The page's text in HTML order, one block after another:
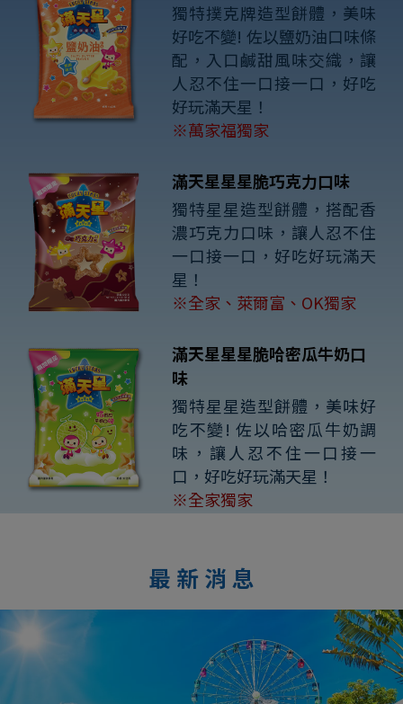
獨特撲克牌造型餅體，美味
好吃不變! 佐以鹽奶油口味條
配，入口鹹甜風味交織，讓
人忍不住一口接一口，好吃
好玩滿天星！
※萬家福獨家
滿天星星星脆巧克力口味
獨特星星造型餅體，搭配香
濃巧克力口味，讓人忍不住
一口接一口，好吃好玩滿天
星！
※全家、萊爾富、OK獨家
滿天星星星脆哈密瓜牛奶口
味
獨特星星造型餅體，美味好
吃不變! 佐以哈密瓜牛奶調
味，讓人忍不住一口接一
口，好吃好玩滿天星！
※全家獨家
最 新 消 息